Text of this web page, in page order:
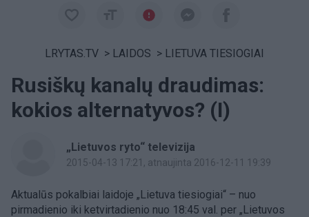
LRYTAS.TV > LAIDOS > LIETUVA TIESIOGIAI
Rusiškų kanalų draudimas:
kokios alternatyvos? (I)
„Lietuvos ryto“ televizija
2015-04-13 17:21 , atnaujinta 2016-12-11 19:39
Aktualūs pokalbiai laidoje „Lietuva tiesiogiai“ – nuo
pirmadienio iki ketvirtadienio nuo 18:45 val. per „Lietuvos